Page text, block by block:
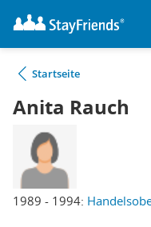
Startseite
Anita Rauch
1989 - 1994: